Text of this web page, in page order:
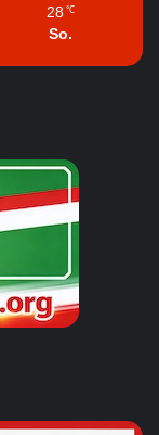
28 ℃
So.